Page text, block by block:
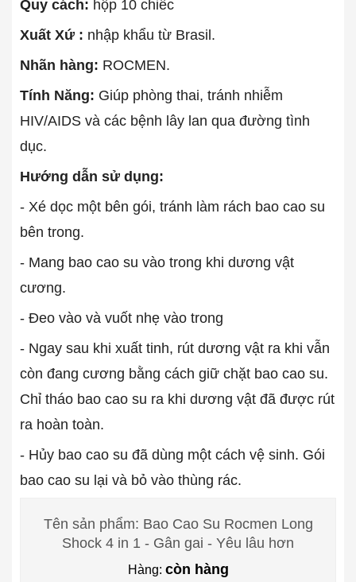
Quy cách: hộp 10 chiếc
Xuất Xứ : nhập khẩu từ Brasil.
Nhãn hàng: ROCMEN.
Tính Năng: Giúp phòng thai, tránh nhiễm
HIV/AIDS và các bệnh lây lan qua đường tình
dục.
Hướng dẫn sử dụng:
- Xé dọc một bên gói, tránh làm rách bao cao su
bên trong.
- Mang bao cao su vào trong khi dương vật
cương.
- Đeo vào và vuốt nhẹ vào trong
- Ngay sau khi xuất tinh, rút dương vật ra khi vẫn
còn đang cương bằng cách giữ chặt bao cao su.
Chỉ tháo bao cao su ra khi dương vật đã được rút
ra hoàn toàn.
- Hủy bao cao su đã dùng một cách vệ sinh. Gói
bao cao su lại và bỏ vào thùng rác.
Tên sản phẩm: Bao Cao Su Rocmen Long
Shock 4 in 1 - Gân gai - Yêu lâu hơn
Hàng: còn hàng